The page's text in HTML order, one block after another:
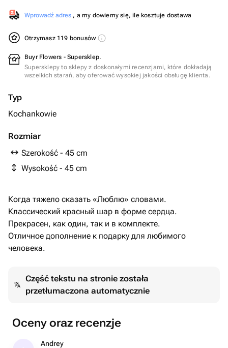
Wprowadź adres , a my dowiemy się, ile kosztuje dostawa
Otrzymasz 119 bonusów
Buyr Flowers - Supersklep.
Supersklepy to sklepy z doskonałymi recenzjami, które dokładają
wszelkich starań, aby oferować wysokiej jakości obsługę klienta.
Typ
Kochankowie
Rozmiar
Szerokość - 45 cm
Wysokość - 45 cm
Когда тяжело сказать «Люблю» словами.
Классический красный шар в форме сердца.
Прекрасен, как один, так и в комплекте.
Отличное дополнение к подарку для любимого
человека.
Część tekstu na stronie została
przetłumaczona automatycznie
Oceny oraz recenzje
Andrey